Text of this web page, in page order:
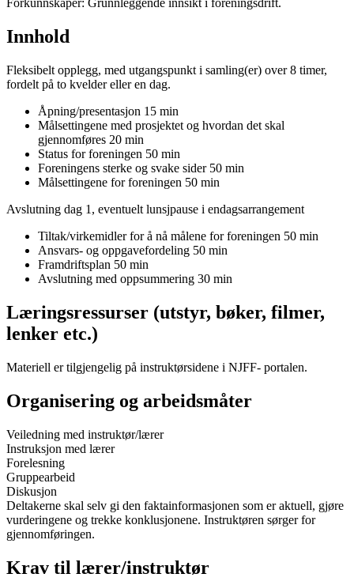
Forkunnskaper: Grunnleggende innsikt i foreningsdrift.
Innhold
Fleksibelt opplegg, med utgangspunkt i samling(er) over 8 timer,
fordelt på to kvelder eller en dag.
Åpning/presentasjon 15 min
Målsettingene med prosjektet og hvordan det skal
gjennomføres 20 min
Status for foreningen 50 min
Foreningens sterke og svake sider 50 min
Målsettingene for foreningen 50 min
Avslutning dag 1, eventuelt lunsjpause i endagsarrangement
Tiltak/virkemidler for å nå målene for foreningen 50 min
Ansvars- og oppgavefordeling 50 min
Framdriftsplan 50 min
Avslutning med oppsummering 30 min
Læringsressurser (utstyr, bøker, filmer,
lenker etc.)
Materiell er tilgjengelig på instruktørsidene i NJFF- portalen.
Organisering og arbeidsmåter
Veiledning med instruktør/lærer
Instruksjon med lærer
Forelesning
Gruppearbeid
Diskusjon
Deltakerne skal selv gi den faktainformasjonen som er aktuell, gjøre
vurderingene og trekke konklusjonene. Instruktøren sørger for
gjennomføringen.
Krav til lærer/instruktør